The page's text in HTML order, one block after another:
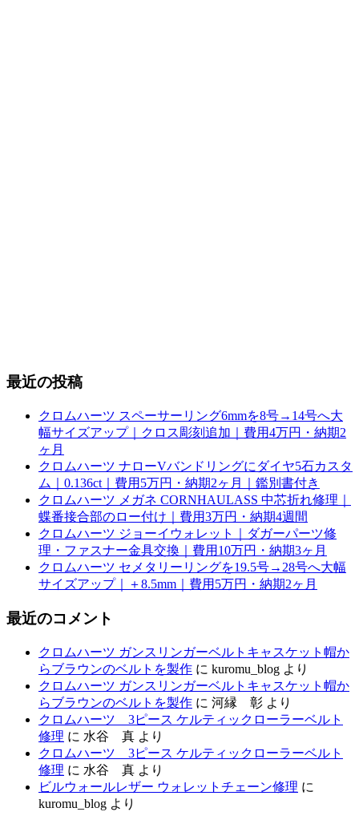
最近の投稿
クロムハーツ スペーサーリング6mmを8号→14号へ大
幅サイズアップ｜クロス彫刻追加｜費用4万円・納期2
ヶ月
クロムハーツ ナローVバンドリングにダイヤ5石カスタ
ム｜0.136ct｜費用5万円・納期2ヶ月｜鑑別書付き
クロムハーツ メガネ CORNHAULASS 中芯折れ修理｜
蝶番接合部のロー付け｜費用3万円・納期4週間
クロムハーツ ジョーイウォレット｜ダガーパーツ修
理・ファスナー金具交換｜費用10万円・納期3ヶ月
クロムハーツ セメタリーリングを19.5号→28号へ大幅
サイズアップ｜＋8.5mm｜費用5万円・納期2ヶ月
最近のコメント
クロムハーツ ガンスリンガーベルトキャスケット帽か
らブラウンのベルトを製作 に kuromu_blog より
クロムハーツ ガンスリンガーベルトキャスケット帽か
らブラウンのベルトを製作 に 河縁 彰 より
クロムハーツ 3ピース ケルティックローラーベルト
修理 に 水谷 真 より
クロムハーツ 3ピース ケルティックローラーベルト
修理 に 水谷 真 より
ビルウォールレザー ウォレットチェーン修理 に
kuromu_blog より